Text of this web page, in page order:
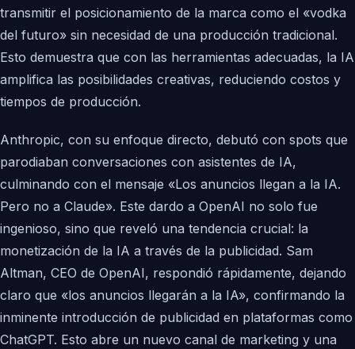
transmitir el posicionamiento de la marca como el «vodka
del futuro» sin necesidad de una producción tradicional.
Esto demuestra que con las herramientas adecuadas, la IA
amplifica las posibilidades creativas, reduciendo costos y
tiempos de producción.
Anthropic, con su enfoque directo, debutó con spots que
parodiaban conversaciones con asistentes de IA,
culminando con el mensaje «Los anuncios llegan a la IA.
Pero no a Claude». Este dardo a OpenAI no solo fue
ingenioso, sino que reveló una tendencia crucial: la
monetización de la IA a través de la publicidad. Sam
Altman, CEO de OpenAI, respondió rápidamente, dejando
claro que «los anuncios llegarán a la IA», confirmando la
inminente introducción de publicidad en plataformas como
ChatGPT. Esto abre un nuevo canal de marketing y una